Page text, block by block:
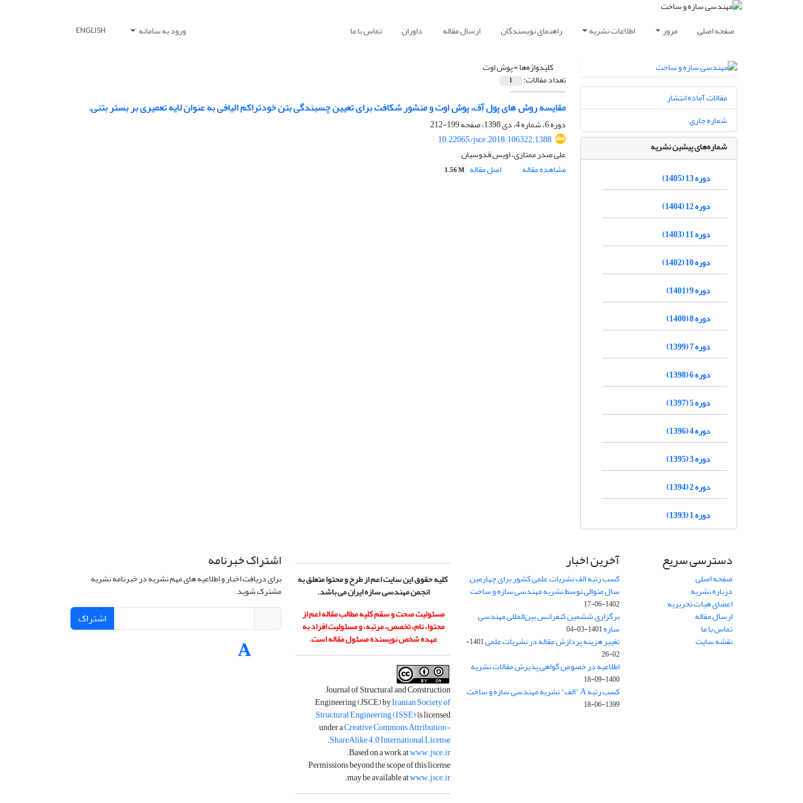
صفحه اصلی مرور اطلاعات نشریه راهنمای نویسندگان ارسال مقاله داوران تماس با ما ورود به سامانه ENGLISH
کلیدواژه‌ها =پوش اوت
تعداد مقالات: 1
مقایسه روش های پول آف، پوش اوت و منشور شکافت برای تعیین چسبندگی بتن خودتراکم الیافی به عنوان لایه تعمیری بر بستر بتنی.
دوره 6، شماره 4، دی 1398، صفحه
199-212
10.22065/jsce.2018.106322.1388
علی صدر ممتازی، اویس قدوسیان
مشاهده مقاله
اصل مقاله 1.56 M
مقالات آماده انتشار
شماره جاری
شماره‌های پیشین نشریه
دوره 13 (1405)
دوره 12 (1404)
دوره 11 (1403)
دوره 10 (1402)
دوره 9 (1401)
دوره 8 (1400)
دوره 7 (1399)
دوره 6 (1398)
دوره 5 (1397)
دوره 4 (1396)
دوره 3 (1395)
دوره 2 (1394)
دوره 1 (1393)
دسترسی سریع
صفحه اصلی
درباره نشریه
اعضای هیات تحریریه
ارسال مقاله
تماس با ما
نقشه سایت
آخرین اخبار
کسب رتبه الف نشریات علمی کشور برای چهارمین
سال متوالی توسط نشریه مهندسی سازه و ساخت
1402-06-17
برگزاری ششمین کنفرانس بین‌المللی مهندسی
سازه1401-03-04
تغییر هزینه پردازش مقاله در نشریات علمی
1401-
02-26
اطلاعیه در خصوص گواهی پذیرش مقالات نشریه
1400-09-18
کسب رتبه A "الف" نشریه مهندسی سازه و ساخت
1399-06-18
کلیه حقوق این سایت اعم از طرح و محتوا متعلق به
انجمن مهندسی سازه ایران می باشد.
مسئولیت صحت و سقم کلیه مطالب مقاله اعم از
محتوا، نام، تخصص، مرتبه، و مسئولیت افراد به
عهده شخص نویسنده مسئول مقاله است.
Journal of Structural and Construction
Engineering (JSCE) byIranian Society of
Structural Engineering (ISSE)is licensed
under aCreative Commons Attribution-
ShareAlike 4.0 International License
.
Based on a work atwww.jsce.ir
.
Permissions beyond the scope of this license
may be available atwww.jsce.ir
.
اشتراک خبرنامه
برای دریافت اخبار و اطلاعیه های مهم نشریه در خبرنامه نشریه
مشترک شوید.
اشتراک